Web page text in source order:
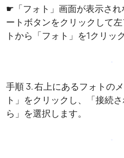
☛「フォト」画面が表示され
ートボタンをクリックして
トから「フォト」を1クリッ
手順 3. 右上にあるフォトの
ト」をクリックし、「接続
ら」を選択します。